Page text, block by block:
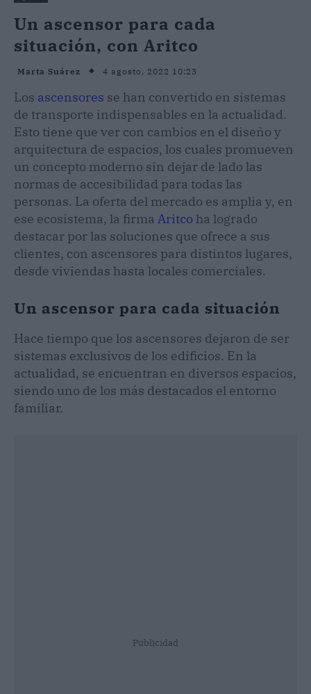
Un ascensor para cada
situación, con Aritco
Marta Suárez 4 agosto, 2022 10:23
Los ascensores se han convertido en sistemas
de transporte indispensables en la actualidad.
Esto tiene que ver con cambios en el diseño y
arquitectura de espacios, los cuales promueven
un concepto moderno sin dejar de lado las
normas de accesibilidad para todas las
personas. La oferta del mercado es amplia y, en
ese ecosistema, la firma Aritco ha logrado
destacar por las soluciones que ofrece a sus
clientes, con ascensores para distintos lugares,
desde viviendas hasta locales comerciales.
Un ascensor para cada situación
Hace tiempo que los ascensores dejaron de ser
sistemas exclusivos de los edificios. En la
actualidad, se encuentran en diversos espacios,
siendo uno de los más destacados el entorno
familiar.
Publicidad